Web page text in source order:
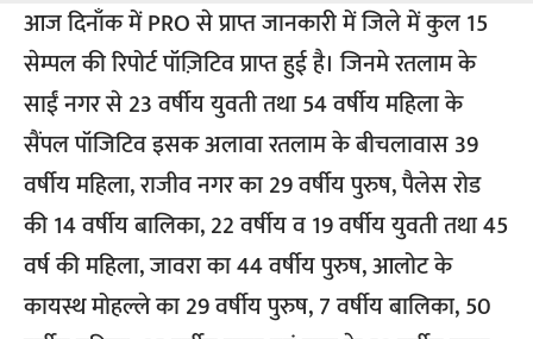
आज दिनाँक में PRO से प्राप्त जानकारी में जिले में कुल 15
सेम्पल की रिपोर्ट पॉज़िटिव प्राप्त हुई है। जिनमे रतलाम के
साईं नगर से 23 वर्षीय युवती तथा 54 वर्षीय महिला के
सैंपल पॉजिटिव इसक अलावा रतलाम के बीचलावास 39
वर्षीय महिला, राजीव नगर का 29 वर्षीय पुरुष, पैलेस रोड
की 14 वर्षीय बालिका, 22 वर्षीय व 19 वर्षीय युवती तथा 45
वर्ष की महिला, जावरा का 44 वर्षीय पुरुष, आलोट के
कायस्थ मोहल्ले का 29 वर्षीय पुरुष, 7 वर्षीय बालिका, 50